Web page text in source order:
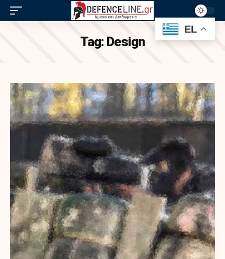
Tag: Design
EL